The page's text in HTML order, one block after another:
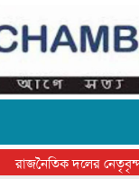
রাজনৈতিক দলের নেতৃবৃন্দ